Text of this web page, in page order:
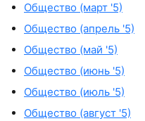
Общество (март '5)
Общество (апрель '5)
Общество (май '5)
Общество (июнь '5)
Общество (июль '5)
Общество (август '5)